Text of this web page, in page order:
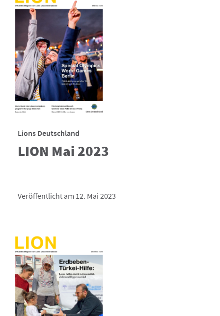
Lions Deutschland
LION Mai 2023
Veröffentlicht am 12. Mai 2023